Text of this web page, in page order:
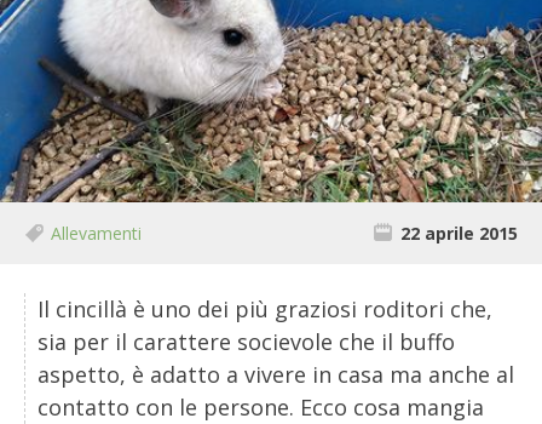
ALLEVAMENTI
BIODIVERSITÀ
CUCINA
PRODOTTI
PICCOLO POLLAIO
STORIE DEI LETTORI
Allevamenti 22 aprile 2015
Il cincillà è uno dei più graziosi roditori che,
sia per il carattere socievole che il buffo
aspetto, è adatto a vivere in casa ma anche al
contatto con le persone. Ecco cosa mangia